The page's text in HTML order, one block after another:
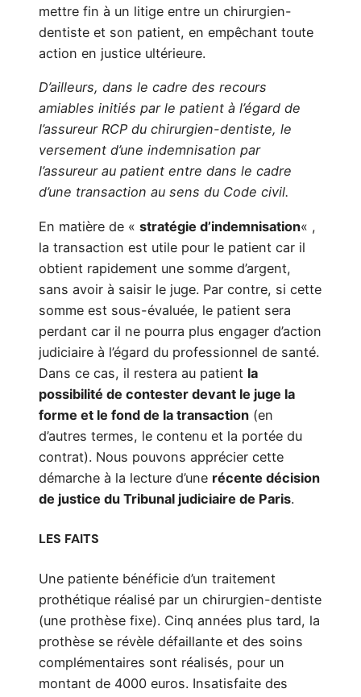
mettre fin à un litige entre un chirurgien-
dentiste et son patient, en empêchant toute
action en justice ultérieure.
D’ailleurs, dans le cadre des recours
amiables initiés par le patient à l’égard de
l’assureur RCP du chirurgien-dentiste, le
versement d’une indemnisation par
l’assureur au patient entre dans le cadre
d’une transaction au sens du Code civil.
En matière de « stratégie d’indemnisation« ,
la transaction est utile pour le patient car il
obtient rapidement une somme d’argent,
sans avoir à saisir le juge. Par contre, si cette
somme est sous-évaluée, le patient sera
perdant car il ne pourra plus engager d’action
judiciaire à l’égard du professionnel de santé.
Dans ce cas, il restera au patient la
possibilité de contester devant le juge la
forme et le fond de la transaction (en
d’autres termes, le contenu et la portée du
contrat). Nous pouvons apprécier cette
démarche à la lecture d’une récente décision
de justice du Tribunal judiciaire de Paris.
LES FAITS
Une patiente bénéficie d’un traitement
prothétique réalisé par un chirurgien-dentiste
(une prothèse fixe). Cinq années plus tard, la
prothèse se révèle défaillante et des soins
complémentaires sont réalisés, pour un
montant de 4000 euros. Insatisfaite des